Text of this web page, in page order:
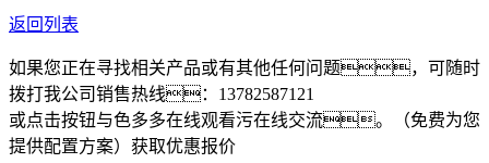
返回列表
如果您正在寻找相关产品或有其他任何问题，可随时
拨打我公司销售热线： 13782587121
或点击按钮与色多多在线观看污在线交流。（免费为您
提供配置方案） 获取优惠报价